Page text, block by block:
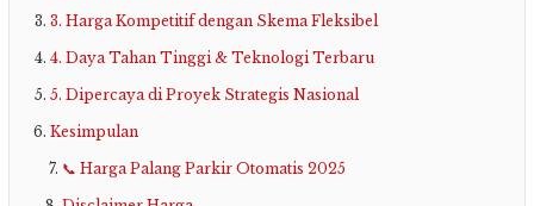
3. Harga Kompetitif dengan Skema Fleksibel
4. Daya Tahan Tinggi & Teknologi Terbaru
5. Dipercaya di Proyek Strategis Nasional
Kesimpulan
📞 Harga Palang Parkir Otomatis 2025